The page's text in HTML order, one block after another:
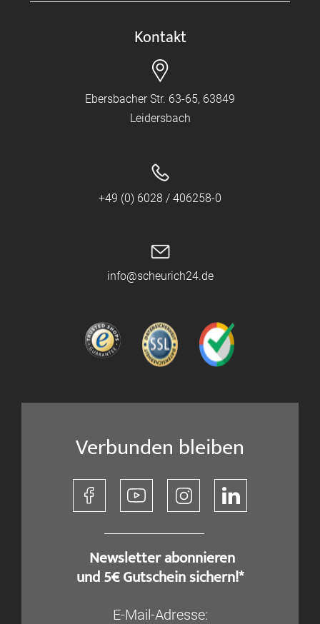
Kontakt
Ebersbacher Str. 63-65, 63849
Leidersbach
+49 (0) 6028 / 406258-0
info@scheurich24.de
Verbunden bleiben
​ Newsletter abonnieren
und 5€ Gutschein sichern!*
E-Mail-Adresse: